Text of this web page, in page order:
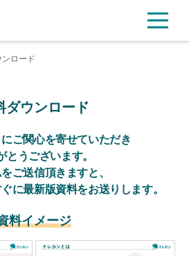
ロード
ダウンロード
にご関心を寄せていただき
とうございます。
ご送信頂きますと、
に最新版資料をお送りします。
料イメージ